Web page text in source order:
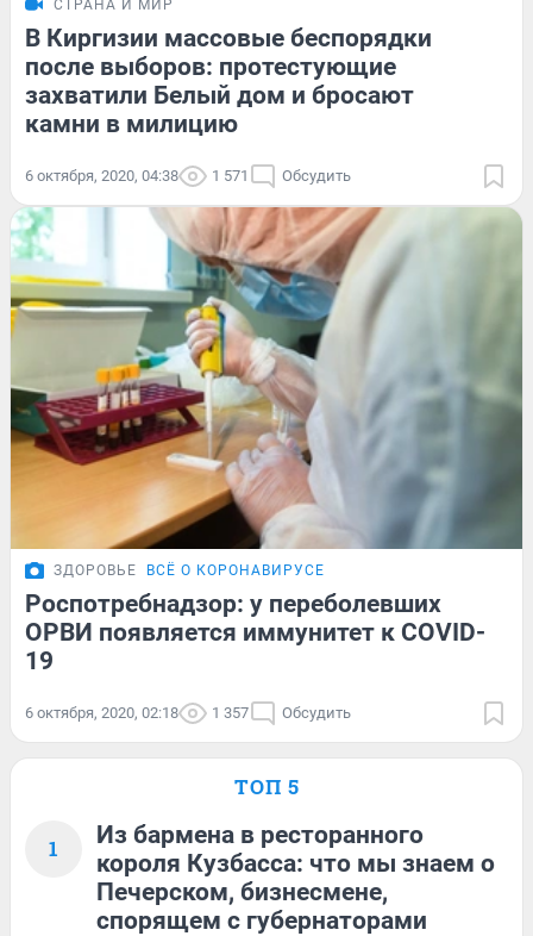
СТРАНА И МИР
В Киргизии массовые беспорядки
после выборов: протестующие
захватили Белый дом и бросают
камни в милицию
6 октября, 2020, 04:38 1 571 Обсудить
ЗДОРОВЬЕ ВСЁ О КОРОНАВИРУСЕ
Роспотребнадзор: у переболевших
ОРВИ появляется иммунитет к COVID-
19
6 октября, 2020, 02:18 1 357 Обсудить
ТОП 5
1
Из бармена в ресторанного
короля Кузбасса: что мы знаем о
Печерском, бизнесмене,
спорящем с губернаторами